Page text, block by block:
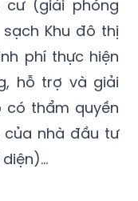
(giải phóng
Khu đô thị
phí thực hiện
hỗ trợ và giải
thẩm quyền
của nhà đầu tư